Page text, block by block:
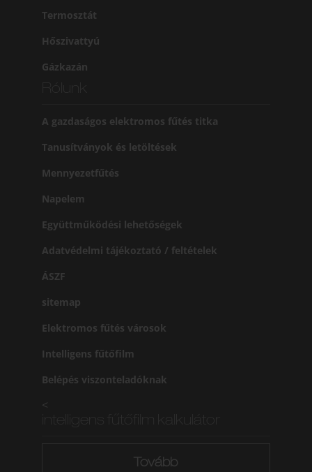
Termosztát
Hőszivattyú
Gázkazán
A gazdaságos elektromos fűtés titka
Tanusítványok és letöltések
Mennyezetfűtés
Napelem
Együttműködési lehetőségek
Adatvédelmi tájékoztató / feltételek
ÁSZF
sitemap
Elektromos fűtés városok
Intelligens fűtőfilm
Belépés viszonteladóknak
<
Tovább